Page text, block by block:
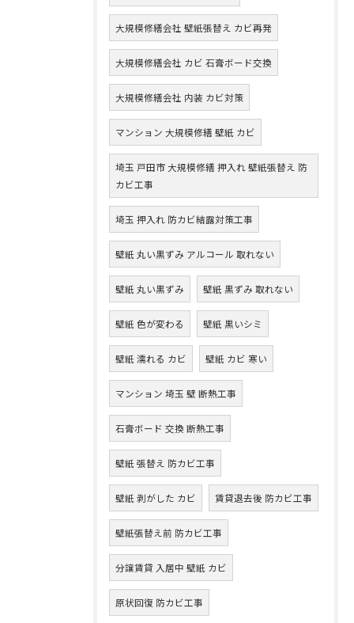
大規模修繕会社 壁紙張替え カビ再発
大規模修繕会社 カビ 石膏ボード交換
大規模修繕会社 内装 カビ対策
マンション 大規模修繕 壁紙 カビ
埼玉 戸田市 大規模修繕 押入れ 壁紙張替え 防
カビ工事
埼玉 押入れ 防カビ結露対策工事
壁紙 丸い黒ずみ アルコール 取れない
壁紙 丸い黒ずみ 壁紙 黒ずみ 取れない
壁紙 色が変わる 壁紙 黒いシミ
壁紙 濡れる カビ 壁紙 カビ 寒い
マンション 埼玉 壁 断熱工事
石膏ボード 交換 断熱工事
壁紙 張替え 防カビ工事
壁紙 剥がした カビ 賃貸退去後 防カビ工事
壁紙張替え前 防カビ工事
分譲賃貸 入居中 壁紙 カビ
原状回復 防カビ工事